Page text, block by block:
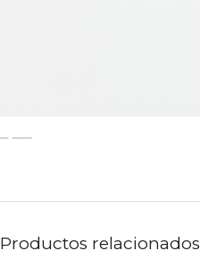
Productos relacionados